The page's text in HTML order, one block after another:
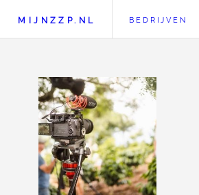
MIJNZZP.NL BEDRIJVEN